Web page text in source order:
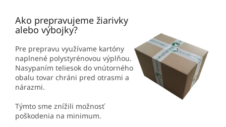
Ako prepravujeme žiarivky
alebo výbojky?
Pre prepravu využívame kartóny
naplnené polystyrénovou výplňou.
Nasypaním teliesok do vnútorného
obalu tovar chráni pred otrasmi a
nárazmi.
Týmto sme znížili možnosť
poškodenia na minimum.